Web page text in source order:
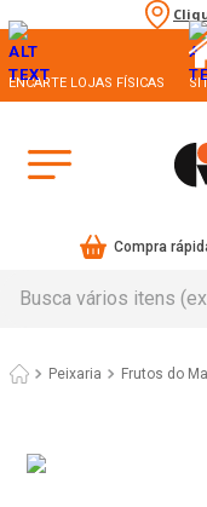
ENCARTE LOJAS FÍSICAS
Compra
Peixaria Frutos do